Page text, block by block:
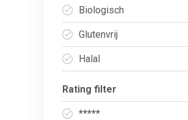
Biologisch
Glutenvrij
Halal
Rating filter
*****